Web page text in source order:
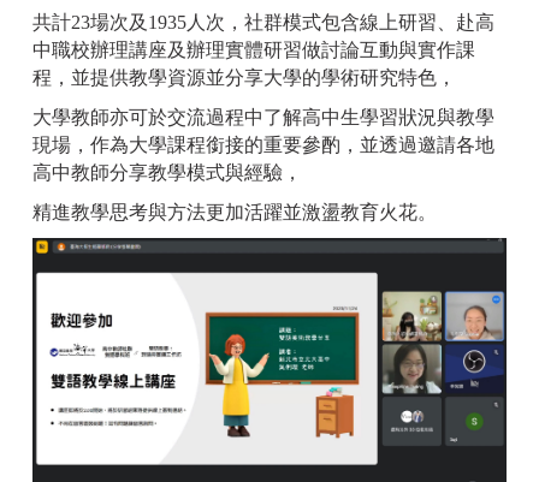
共計23場次及1935人次， 社群模式包含線上研習、赴高
中職校辦理講座及辦理實體研習做討論互動與實作課
程，並提供教學資源並分享大學的學術研究特色，
大學教師亦可於交流過程中了解高中生學習狀況與教學
現場，作為大學課程銜接的重要參酌，並透過邀請各地
高中教師分享教學模式與經驗，
精進教學思考與方法更加活躍並激盪教育火花。